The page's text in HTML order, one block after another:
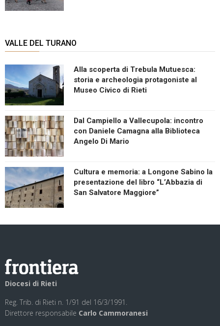
VALLE DEL TURANO
Alla scoperta di Trebula Mutuesca:
storia e archeologia protagoniste al
Museo Civico di Rieti
Dal Campiello a Vallecupola: incontro
con Daniele Camagna alla Biblioteca
Angelo Di Mario
Cultura e memoria: a Longone Sabino la
presentazione del libro “L’Abbazia di
San Salvatore Maggiore”
Diocesi di Rieti
Reg. Trib. di Rieti n. 1/91 del 16/3/1991.
Direttore responsabile Carlo Cammoranesi